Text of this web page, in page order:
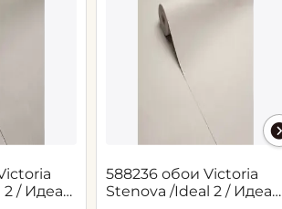
2 / Идеал
588236 обои Victoria
Stenova /Ideal 2 / Идеал